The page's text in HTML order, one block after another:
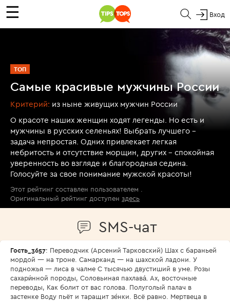
☰ Вход
ТОП
Самые красивые мужчины России
Критерий: из ныне живущих мужчин России
О красоте наших женщин ходят легенды. Но есть и
мужчины в русских селеньях! Выбрать лучшего -
задача непростая. Одних привлекает легкая
небритость и отсутствие морщин, других - спокойная
уверенность во взгляде и благородная седина.
Голосуйте за свое понимание мужской красоты!
Этот рейтинг составлен пользователем
Оригинальный рейтинг доступен здесь
SMS-чат
Гость_3657: Переводчик (Арсений Тарковский) Шах с бараньей
мордой — на троне. Самарканд — на шахской ладони. У
подножья — лиса в чалме С тысячью двустиший в уме. Розы
сахари́нной породы, Соловьиная пахлава́. Ах, восточные
переводы, Как болит от вас голова. Полуголый палач в
застенке Воду пьёт и таращит зе́нки. Всё равно. Мертвеца в